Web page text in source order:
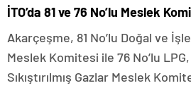
İTO’da 81 ve 76 No’lu Meslek
Akarçeşme, 81 No’lu Doğal ve
Meslek Komitesi ile 76 No’lu LPG,
Sıkıştırılmış Gazlar Meslek